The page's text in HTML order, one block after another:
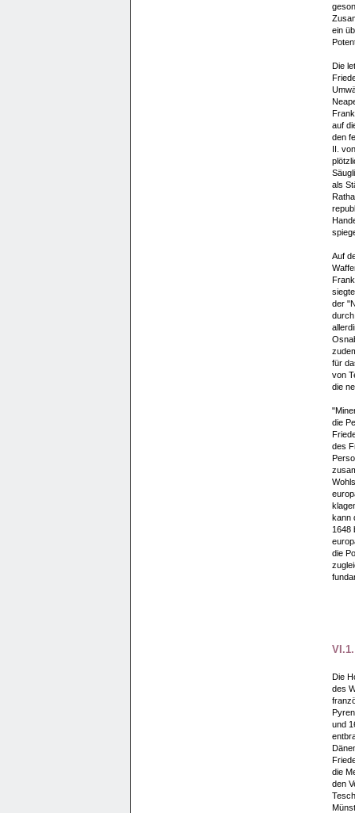
ein
Die
auf
den
II.
als
Auf
der
für
von
die
die
des
kann
1648
die
Die
des
und
die
den